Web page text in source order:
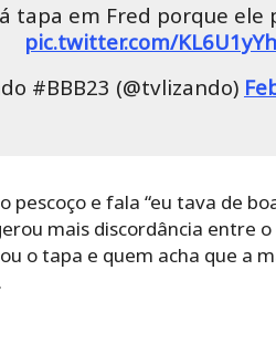
tapa em Fred porque ele
pic.twitter.com/
#BBB23 (@tvlizando)
pescoço e fala “eu tava de
mais discordância entre
o tapa e quem acha que a